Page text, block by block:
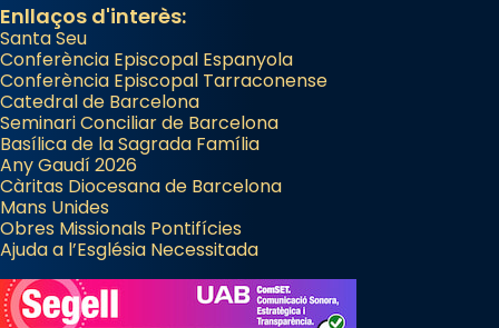
Enllaços d'interès:
Santa Seu
Conferència Episcopal Espanyola
Conferència Episcopal Tarraconense
Catedral de Barcelona
Seminari Conciliar de Barcelona
Basílica de la Sagrada Família
Any Gaudí 2026
Càritas Diocesana de Barcelona
Mans Unides
Obres Missionals Pontifícies
Ajuda a l’Església Necessitada